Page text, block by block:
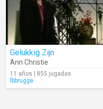
Gelukkig Zijn
Ann Christie
11 años | 855 jugadas
lbbrugge